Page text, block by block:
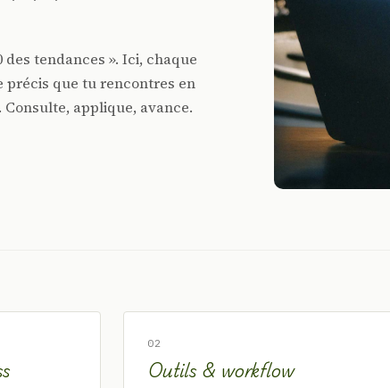
des tendances ». Ici, chaque
que tu rencontres en
applique, avance.
02
Outils & workflow